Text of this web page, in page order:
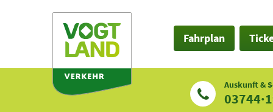
Fahrplan
Auskunft &